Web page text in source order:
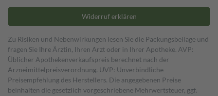
Widerruf erklären
Zu Risiken und Nebenwirkungen lesen Sie die Packungsbeilage und
fragen Sie Ihre Ärztin, Ihren Arzt oder in Ihrer Apotheke. AVP:
Üblicher Apothekenverkaufspreis berechnet nach der
Arzneimittelpreisverordnung. UVP: Unverbindliche
Preisempfehlung des Herstellers. Die angegebenen Preise
beinhalten die gesetzlich vorgeschriebene Mehrwertsteuer, ggf.